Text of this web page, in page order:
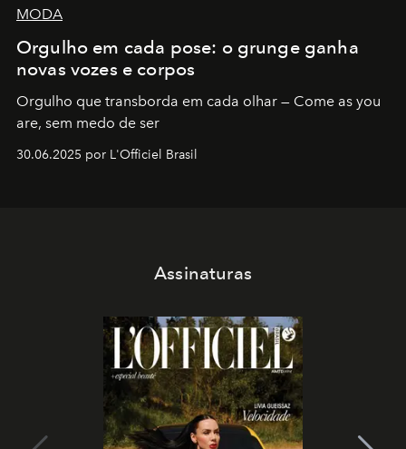
MODA
Orgulho em cada pose: o grunge ganha
novas vozes e corpos
Orgulho que transborda em cada olhar — Come as you
are, sem medo de ser
30.06.2025 por L'Officiel Brasil
Assinaturas